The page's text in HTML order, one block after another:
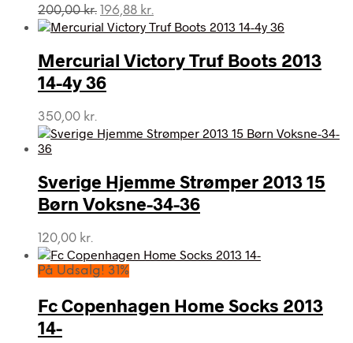
200,00kr. Den
oprindelige
var:
200,00 kr..
196,88 kr.
aktuelle
er:
196,88 kr..
Mercurial Victory Truf Boots 2013
14-4y 36
350,00 kr.
Sverige Hjemme Strømper 2013 15
Børn Voksne-34-36
120,00 kr.
På Udsalg! 31%
Fc Copenhagen Home Socks 2013
14-